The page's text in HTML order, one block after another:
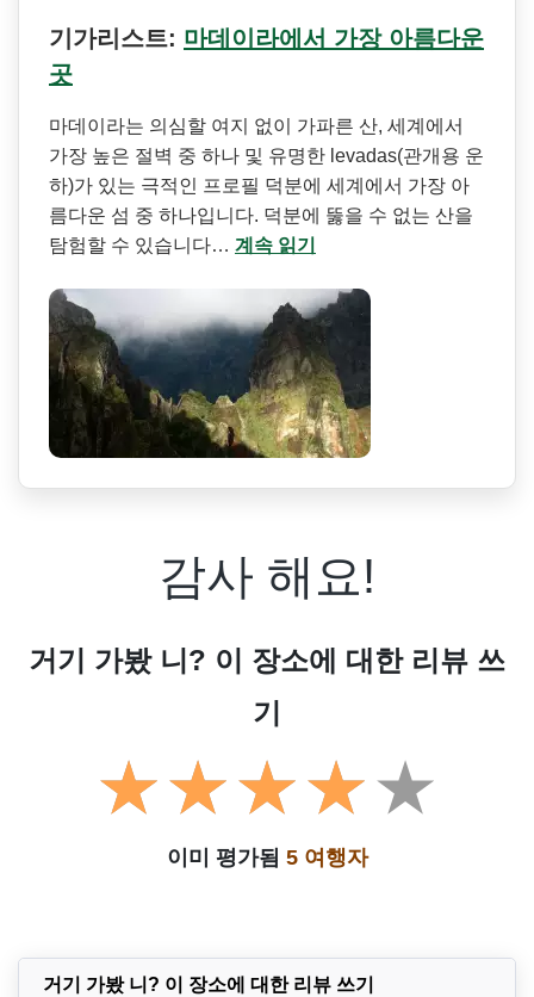
기가리스트: 마데이라에서 가장 아름다운
곳
마데이라는 의심할 여지 없이 가파른 산, 세계에서
가장 높은 절벽 중 하나 및 유명한 levadas(관개용 운
하)가 있는 극적인 프로필 덕분에 세계에서 가장 아
름다운 섬 중 하나입니다. 덕분에 뚫을 수 없는 산을
탐험할 수 있습니다… 계속 읽기
감사 해요!
거기 가봤 니? 이 장소에 대한 리뷰 쓰
기
이미 평가됨 5 여행자
거기 가봤 니? 이 장소에 대한 리뷰 쓰기